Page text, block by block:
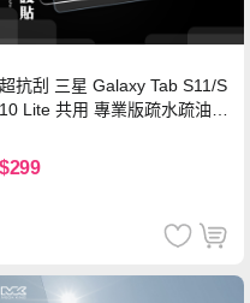
超抗刮 三星 Galaxy Tab S11/S
10 Lite 共用 專業版疏水疏油9
$299